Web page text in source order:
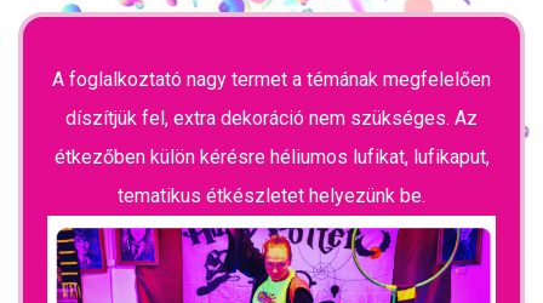
A foglalkoztató nagy termet a témának megfelelően
díszítjük fel, extra dekoráció nem szükséges. Az
étkezőben külön kérésre héliumos lufikat, lufikaput,
tematikus étkészletet helyezünk be.